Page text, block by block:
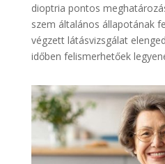
dioptria pontos
szem általános állapotának
végzett látásvizsgálat
időben felismerhetőek